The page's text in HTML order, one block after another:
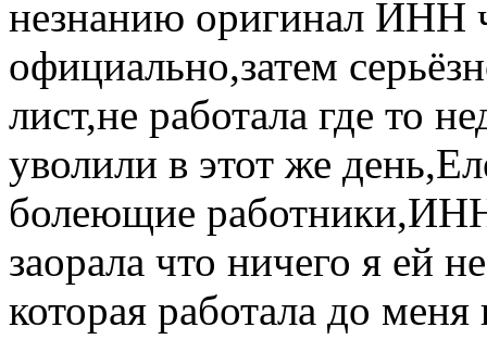
незнанию оригинал ИНН
официально,затем
лист,не работала где то
уволили в этот же
болеющие работники,ИНН
заорала что ничего я ей
которая работала до меня